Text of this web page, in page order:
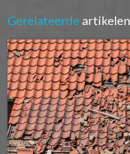
Gerelateerde artikelen